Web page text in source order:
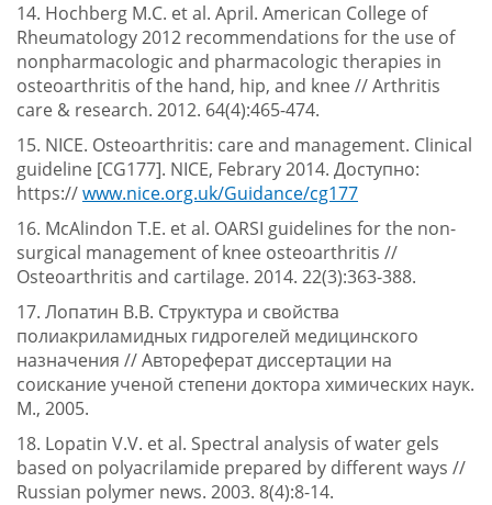
14. Hochberg M.C. et al. April. American College of
Rheumatology 2012 recommendations for the use of
nonpharmacologic and pharmacologic therapies in
osteoarthritis of the hand, hip, and knee // Arthritis
care & research. 2012. 64(4):465-474.
15. NICE. Osteoarthritis: care and management. Clinical
guideline [CG177]. NICE, Febrary 2014. Доступно:
https://www.nice.org.uk/Guidance/cg177
16. McAlindon T.E. et al. OARSI guidelines for the non-
surgical management of knee osteoarthritis //
Osteoarthritis and cartilage. 2014. 22(3):363-388.
17. Лопатин В.В. Структура и свойства
полиакриламидных гидрогелей медицинского
назначения // Автореферат диссертации на
соискание ученой степени доктора химических наук.
М., 2005.
18. Lopatin V.V. et al. Spectral analysis of water gels
based on polyacrilamide prepared by different ways //
Russian polymer news. 2003. 8(4):8-14.